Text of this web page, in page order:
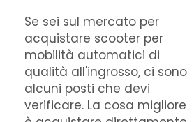
Se sei sul mercato per
acquistare scooter per
mobilità automatici di
qualità all'ingrosso, ci sono
alcuni posti che devi
verificare. La cosa migliore